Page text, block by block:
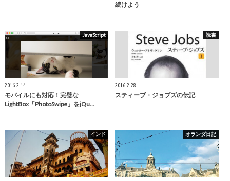
続けよう
JavaScript
2016.2.14
モバイルにも対応！完璧な
LightBox「PhotoSwipe」をjQu…
読書
2016.2.28
スティーブ・ジョブズの伝記
インド オランダ日記